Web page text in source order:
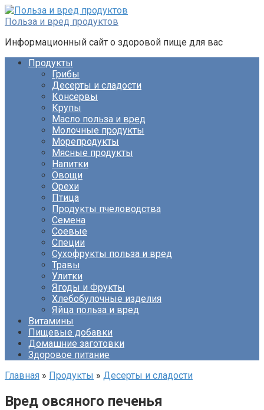
Перейти
к
Польза и вред продуктов
Информационный сайт о здоровой пище для вас
Продукты
Грибы
Десерты и сладости
Консервы
Крупы
Масло польза и вред
Молочные продукты
Морепродукты
Мясные продукты
Напитки
Овощи
Орехи
Птица
Продукты пчеловодства
Семена
Соевые
Специи
Сухофрукты польза и вред
Травы
Улитки
Ягоды и Фрукты
Хлебобулочные изделия
Яйца польза и вред
Витамины
Пищевые добавки
Домашние заготовки
Здоровое питание
Главная » Продукты » Десерты и сладости
Вред овсяного печенья